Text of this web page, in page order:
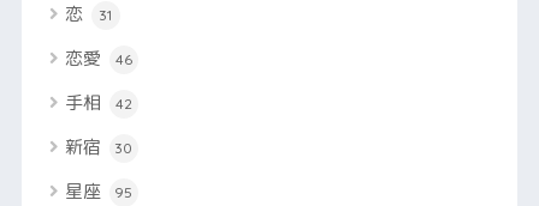
恋 31
恋愛 46
手相 42
新宿 30
星座 95